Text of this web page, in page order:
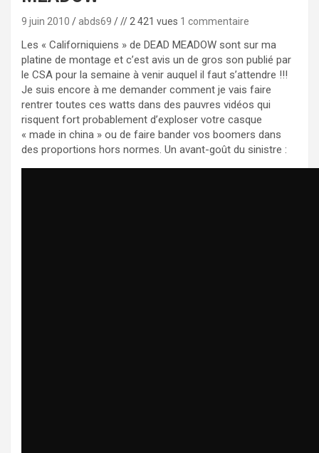
9 juin 2010 abds69 // 2 421 vues 1 commentaire
Les « Californiquiens » de DEAD MEADOW sont sur ma
platine de montage et c’est avis un de gros son publié par
le CSA pour la semaine à venir auquel il faut s’attendre !!!
Je suis encore à me demander comment je vais faire
rentrer toutes ces watts dans des pauvres vidéos qui
risquent fort probablement d’exploser votre casque
« made in china » ou de faire bander vos boomers dans
des proportions hors normes. Un avant-goût du sinistre :